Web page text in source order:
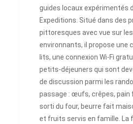
guides locaux expérimentés
Expeditions. Situé dans des
pittoresques avec vue sur
environnants, il propose une
lits, une connexion Wi-Fi
petits-déjeuners qui sont
de discussion parmi les
passage : œufs, crêpes, pain
sorti du four, beurre fait
et fruits servis en famille. La